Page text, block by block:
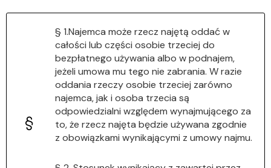
§ 1.Najemca może rzecz najętą oddać w
całości lub części osobie trzeciej do
bezpłatnego używania albo w podnajem,
jeżeli umowa mu tego nie zabrania. W razie
oddania rzeczy osobie trzeciej zarówno
najemca, jak i osoba trzecia są
odpowiedzialni względem wynajmującego za
to, że rzecz najęta będzie używana zgodnie
z obowiązkami wynikającymi z umowy najmu.